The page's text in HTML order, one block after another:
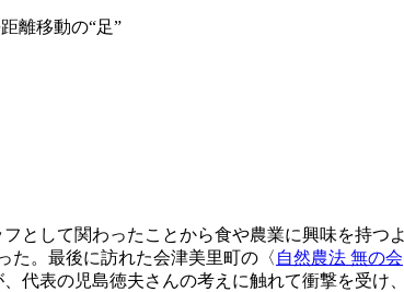
離移動の“足”
として関わったことから食や農業に興味を持
た。最後に訪れた会津美里町の〈 自然農法 無の会
代表の児島徳夫さんの考えに触れて衝撃を受